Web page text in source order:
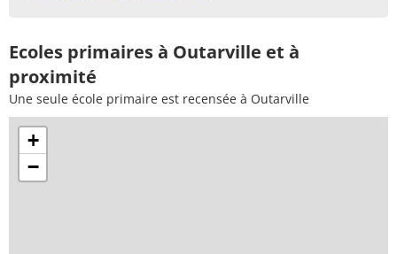
Ecoles primaires à Outarville et à
proximité
Une seule école primaire est recensée à Outarville
+
−